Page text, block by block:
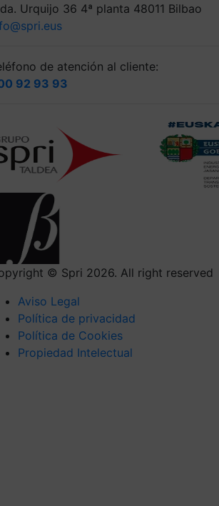
Urquijo 36 4ª planta 48011 Bilbao
de atención al cliente:
92 93 93
© Spri 2026. All right reserved
Aviso Legal
Política de privacidad
Política de Cookies
Propiedad Intelectual